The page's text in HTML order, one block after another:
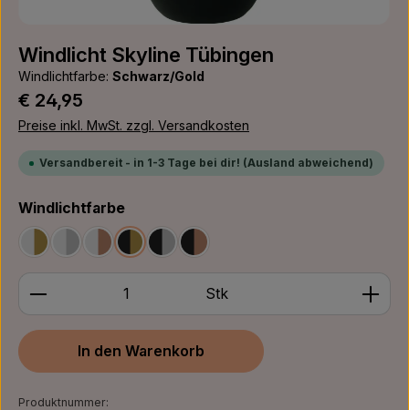
Windlicht Skyline Tübingen
Windlichtfarbe: Schwarz/Gold
Regulärer Preis:
€ 24,95
Preise inkl. MwSt. zzgl. Versandkosten
Versandbereit - in 1-3 Tage bei dir! (Ausland abweichend)
Windlichtfarbeauswählen
Weiß/GoldWeiß/Silber
Weiß/Bronze
Schwarz/Gold
Schwarz/Silber
Schwarz/Bronze
Produkt Anzahl: Gib den gewünschten Wert ein
Stk
In den Warenkorb
Produktnummer: